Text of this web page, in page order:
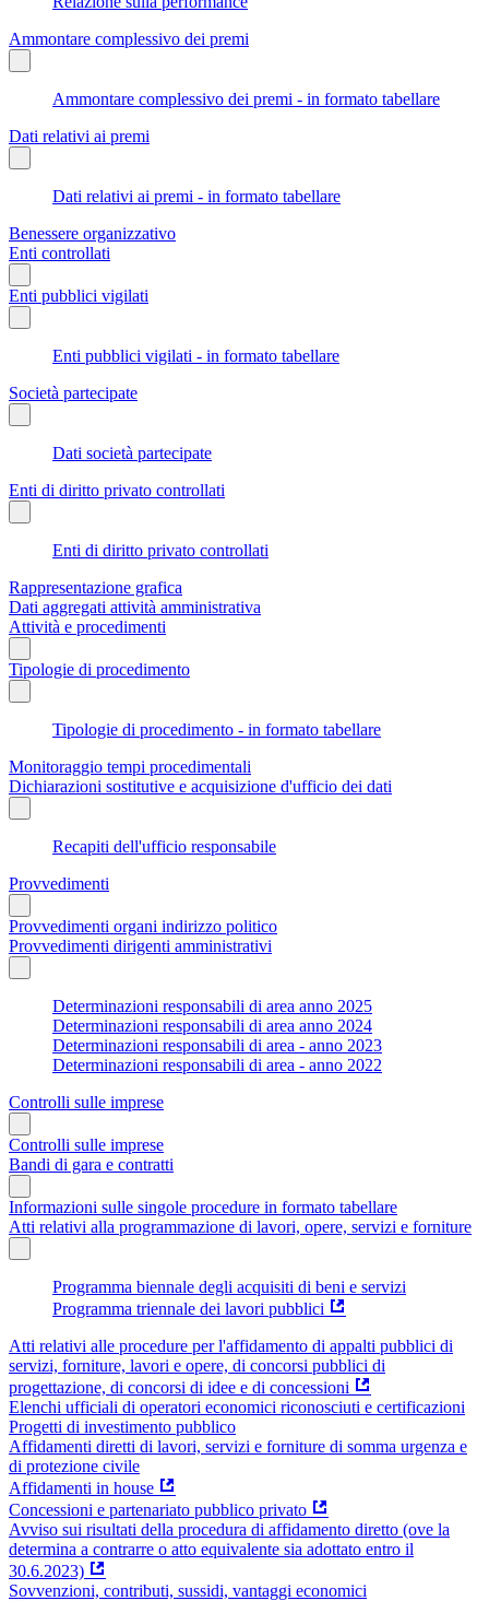
Ammontare complessivo dei premi
Ammontare complessivo dei premi - in formato tabellare
Dati relativi ai premi
Dati relativi ai premi - in formato tabellare
Benessere organizzativo
Enti controllati
Enti pubblici vigilati
Enti pubblici vigilati - in formato tabellare
Società partecipate
Dati società partecipate
Enti di diritto privato controllati
Enti di diritto privato controllati
Rappresentazione grafica
Dati aggregati attività amministrativa
Attività e procedimenti
Tipologie di procedimento
Tipologie di procedimento - in formato tabellare
Monitoraggio tempi procedimentali
Dichiarazioni sostitutive e acquisizione d'ufficio dei dati
Recapiti dell'ufficio responsabile
Provvedimenti
Provvedimenti organi indirizzo politico
Provvedimenti dirigenti amministrativi
Determinazioni responsabili di area anno 2025
Determinazioni responsabili di area anno 2024
Determinazioni responsabili di area - anno 2023
Determinazioni responsabili di area - anno 2022
Controlli sulle imprese
Controlli sulle imprese
Bandi di gara e contratti
Informazioni sulle singole procedure in formato tabellare
Atti relativi alla programmazione di lavori, opere, servizi e forniture
Programma biennale degli acquisiti di beni e servizi
Programma triennale dei lavori pubblici
Atti relativi alle procedure per l'affidamento di appalti pubblici di
servizi, forniture, lavori e opere, di concorsi pubblici di
progettazione, di concorsi di idee e di concessioni
Elenchi ufficiali di operatori economici riconosciuti e certificazioni
Progetti di investimento pubblico
Affidamenti diretti di lavori, servizi e forniture di somma urgenza e
di protezione civile
Affidamenti in house
Concessioni e partenariato pubblico privato
Avviso sui risultati della procedura di affidamento diretto (ove la
determina a contrarre o atto equivalente sia adottato entro il
30.6.2023)
Sovvenzioni, contributi, sussidi, vantaggi economici